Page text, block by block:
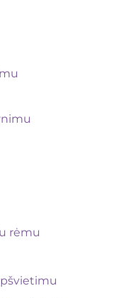
rėmu